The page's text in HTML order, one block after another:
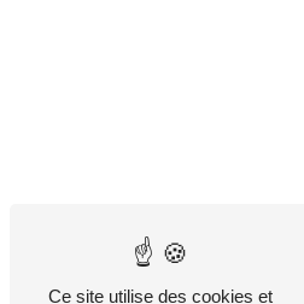
Ce site utilise des cookies et